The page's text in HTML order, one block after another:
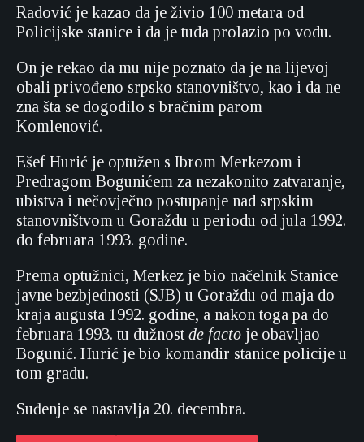
Radović je kazao da je živio 100 metara od
Policijske stanice i da je tuda prolazio po vodu.
On je rekao da mu nije poznato da je na lijevoj
obali privođeno srpsko stanovništvo, kao i da ne
zna šta se dogodilo s bračnim parom
Komlenović.
Ešef Hurić je optužen s Ibrom Merkezom i
Predragom Bogunićem za nezakonito zatvaranje,
ubistva i nečovječno postupanje nad srpskim
stanovništvom u Goraždu u periodu od jula 1992.
do februara 1993. godine.
Prema optužnici, Merkez je bio načelnik Stanice
javne bezbjednosti (SJB) u Goraždu od maja do
kraja augusta 1992. godine, a nakon toga pa do
februara 1993. tu dužnost de facto je obavljao
Bogunić. Hurić je bio komandir stanice policije u
tom gradu.
Suđenje se nastavlja 20. decembra.